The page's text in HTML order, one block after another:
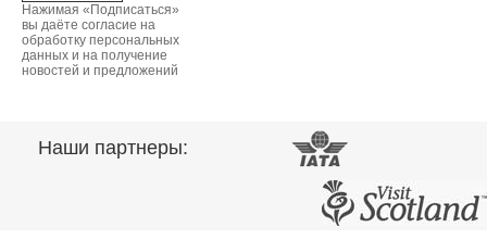
Нажимая «Подписаться»
вы даёте согласие на
обработку персональных
данных и на получение
новостей и предложений
Наши партнеры: